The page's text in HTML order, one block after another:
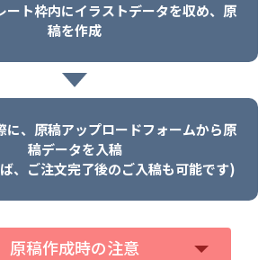
ート枠内にイラストデータを収め、原
稿を作成
に、原稿アップロードフォームから原
稿データを入稿
、ご注文完了後のご入稿も可能です)
原稿作成時の注意